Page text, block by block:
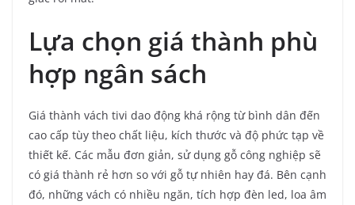
Lựa chọn giá thành phù
hợp ngân sách
Giá thành vách tivi dao động khá rộng từ bình dân đến
cao cấp tùy theo chất liệu, kích thước và độ phức tạp về
thiết kế. Các mẫu đơn giản, sử dụng gỗ công nghiệp sẽ
có giá thành rẻ hơn so với gỗ tự nhiên hay đá. Bên cạnh
đó, những vách có nhiều ngăn, tích hợp đèn led, loa âm